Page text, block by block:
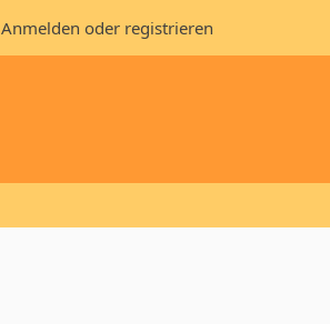
Anmelden oder registrieren